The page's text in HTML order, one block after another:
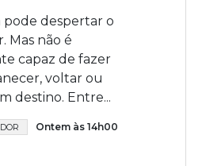
pode despertar o
Mas não é
capaz de fazer
voltar ou
destino. Entre...
Ontem às 14h00